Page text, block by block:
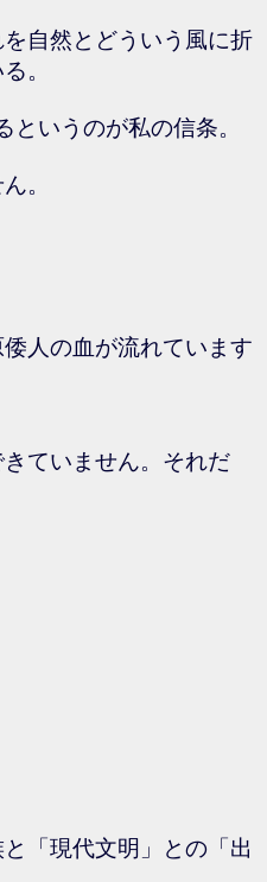
自然とどういう風に折
。
いうのが私の信条。
。
人の血が流れています
ていません。それだ
「現代文明」との「出